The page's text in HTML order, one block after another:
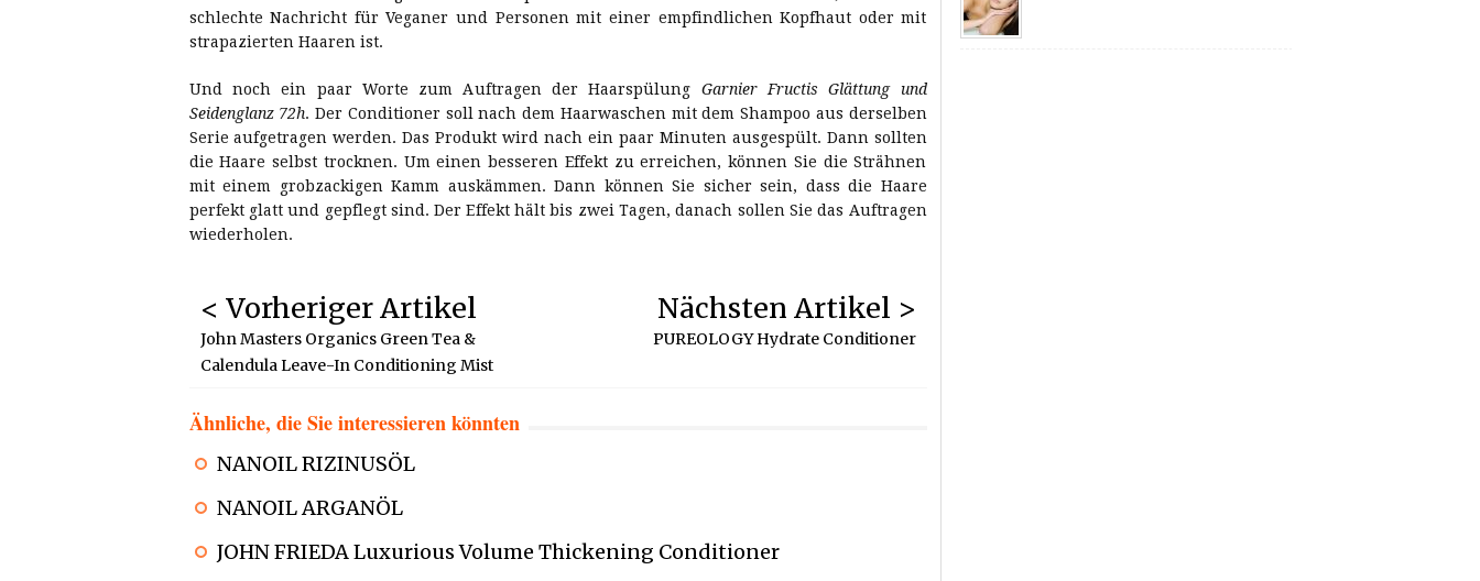
schlechte Nachricht für Veganer und Personen mit einer empfindlichen Kopfhaut oder mit
strapazierten Haaren ist.
Und noch ein paar Worte zum Auftragen der Haarspülung Garnier Fructis Glättung und
Seidenglanz 72h. Der Conditioner soll nach dem Haarwaschen mit dem Shampoo aus derselben
Serie aufgetragen werden. Das Produkt wird nach ein paar Minuten ausgespült. Dann sollten
die Haare selbst trocknen. Um einen besseren Effekt zu erreichen, können Sie die Strähnen
mit einem grobzackigen Kamm auskämmen. Dann können Sie sicher sein, dass die Haare
perfekt glatt und gepflegt sind. Der Effekt hält bis zwei Tagen, danach sollen Sie das Auftragen
wiederholen.
< Vorheriger Artikel
John Masters Organics Green Tea &
Calendula Leave-In Conditioning Mist
Nächsten Artikel >
PUREOLOGY Hydrate Conditioner
Ähnliche, die Sie interessieren könnten
NANOIL RIZINUSÖL
NANOIL ARGANÖL
JOHN FRIEDA Luxurious Volume Thickening Conditioner